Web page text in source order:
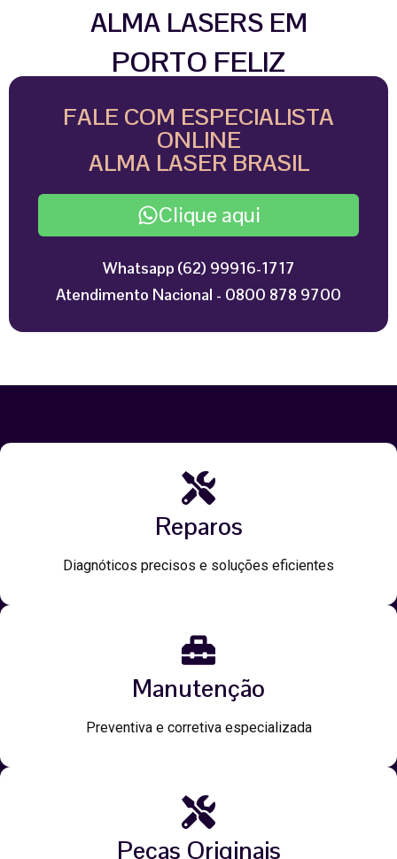
ALMA LASERS EM
PORTO FELIZ
FALE COM ESPECIALISTA
ONLINE
ALMA LASER BRASIL
Clique aqui
Whatsapp (62) 99916-1717
Atendimento Nacional - 0800 878 9700
Reparos
Diagnóticos precisos e soluções eficientes
Manutenção
Preventiva e corretiva especializada
Peças Originais